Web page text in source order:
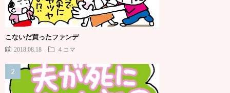
こないだ買ったファンデ
2018.08.18 ４コマ